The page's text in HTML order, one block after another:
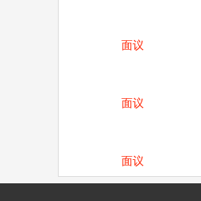
面议
面议
面议